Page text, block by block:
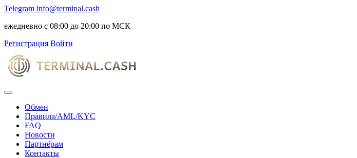
Telegram info@terminal.cash
ежедневно с 08:00 до 20:00 по МСК
Регистрация Войти
Обмен
Правила/AML/KYC
FAQ
Новости
Партнёрам
Контакты